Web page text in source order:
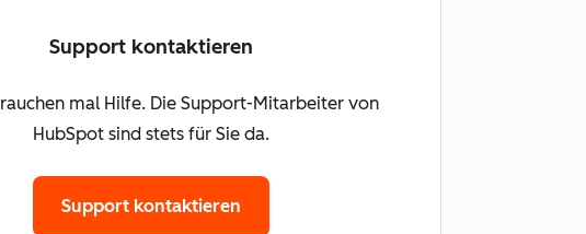
Support kontaktieren
mal Hilfe. Die Support-Mitarbeiter von
HubSpot sind stets für Sie da.
Support kontaktieren